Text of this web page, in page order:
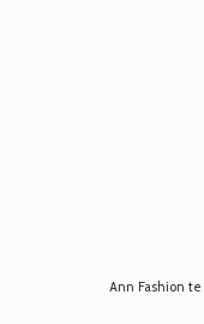
Ann Fashion te